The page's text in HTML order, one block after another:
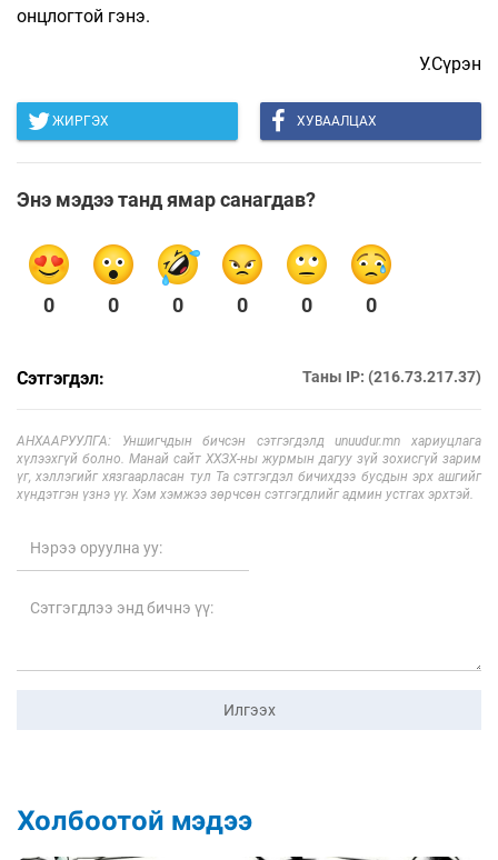
онцлогтой гэнэ.
У.Сүрэн
ЖИРГЭХ ХУВААЛЦАХ
Энэ мэдээ танд ямар санагдав?
0 0 0 0 0 0
Сэтгэгдэл: Таны IP: (216.73.217.37)
АНХААРУУЛГА: Уншигчдын бичсэн сэтгэгдэлд unuudur.mn хариуцлага
хүлээхгүй болно. Манай сайт ХХЗХ-ны журмын дагуу зүй зохисгүй зарим
үг, хэллэгийг хязгаарласан тул Та сэтгэгдэл бичихдээ бусдын эрх ашгийг
хүндэтгэн үзнэ үү. Хэм хэмжээ зөрчсөн сэтгэгдлийг админ устгах эрхтэй.
Илгээх
Холбоотой мэдээ